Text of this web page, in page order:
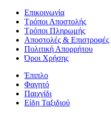
Επικοινωνία
Τρόποι Αποστολής
Τρόποι Πληρωμής
Αποστολές & Επιστροφές
Πολιτική Απορρήτου
Όροι Χρήσης
Έπιπλο
Φαγητό
Παιχνίδι
Είδη Ταξιδιού